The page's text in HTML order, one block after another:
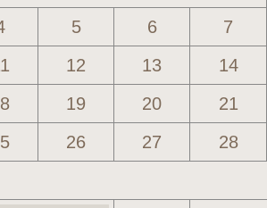
5 6
7
12 13
14
19 20
21
26 27
28